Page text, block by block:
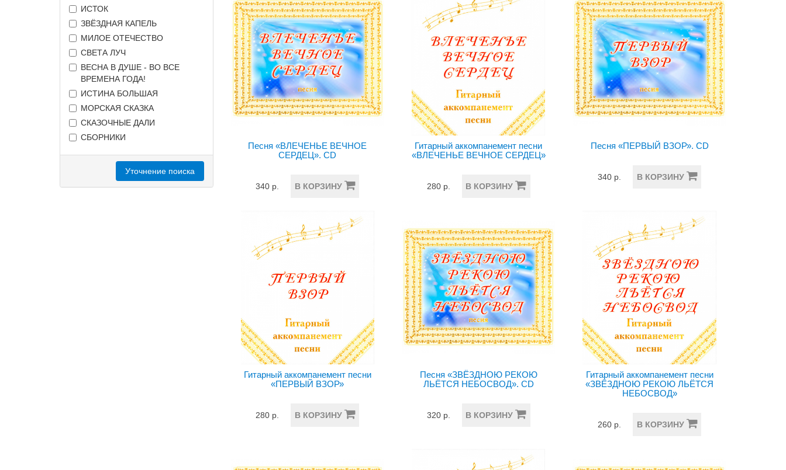
ИСТОК
ЗВЁЗДНАЯ КАПЕЛЬ
МИЛОЕ ОТЕЧЕСТВО
СВЕТА ЛУЧ
ВЕСНА В ДУШЕ - ВО ВСЕ
ВРЕМЕНА ГОДА!
ИСТИНА БОЛЬШАЯ
МОРСКАЯ СКАЗКА
СКАЗОЧНЫЕ ДАЛИ
СБОРНИКИ
Уточнение поиска
Песня «ВЛЕЧЕНЬЕ ВЕЧНОЕ
СЕРДЕЦ». CD
340 р. В КОРЗИНУ
Гитарный аккомпанемент песни
«ВЛЕЧЕНЬЕ ВЕЧНОЕ СЕРДЕЦ»
280 р. В КОРЗИНУ
Песня «ПЕРВЫЙ ВЗОР». CD
340 р. В КОРЗИНУ
Гитарный аккомпанемент песни
«ПЕРВЫЙ ВЗОР»
280 р. В КОРЗИНУ
Песня «ЗВЁЗДНОЮ РЕКОЮ
ЛЬЁТСЯ НЕБОСВОД». CD
320 р. В КОРЗИНУ
Гитарный аккомпанемент песни
«ЗВЁЗДНОЮ РЕКОЮ ЛЬЁТСЯ
НЕБОСВОД»
260 р. В КОРЗИНУ